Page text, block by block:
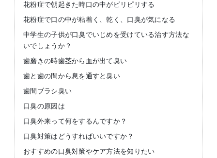
花粉症で朝起きた時口の中がピリピリする
花粉症で口の中が粘着く、乾く、口臭が気になる
中学生の子供が口臭でいじめを受けている治す方法な
いでしょうか？
歯磨きの時歯茎から血が出て臭い
歯と歯の間から息を通すと臭い
歯間ブラシ臭い
口臭の原因は
口臭外来って何をするんですか？
口臭対策はどうすればいいですか？
おすすめの口臭対策やケア方法を知りたい